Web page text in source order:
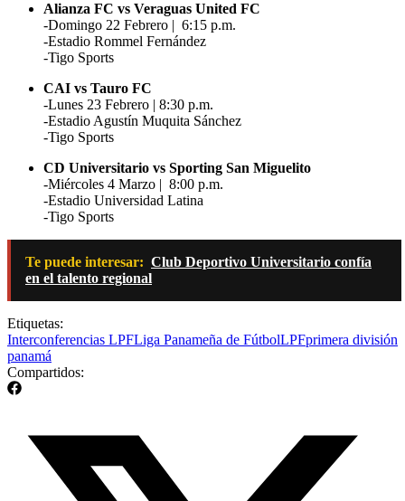
Alianza FC vs Veraguas United FC
-Domingo 22 Febrero | 6:15 p.m.
-Estadio Rommel Fernández
-Tigo Sports
CAI vs Tauro FC
-Lunes 23 Febrero | 8:30 p.m.
-Estadio Agustín Muquita Sánchez
-Tigo Sports
CD Universitario vs Sporting San Miguelito
-Miércoles 4 Marzo | 8:00 p.m.
-Estadio Universidad Latina
-Tigo Sports
Te puede interesar: Club Deportivo Universitario confía
en el talento regional
Etiquetas:
Interconferencias LPFLiga Panameña de FútbolLPFprimera división
panamá
Compartidos: